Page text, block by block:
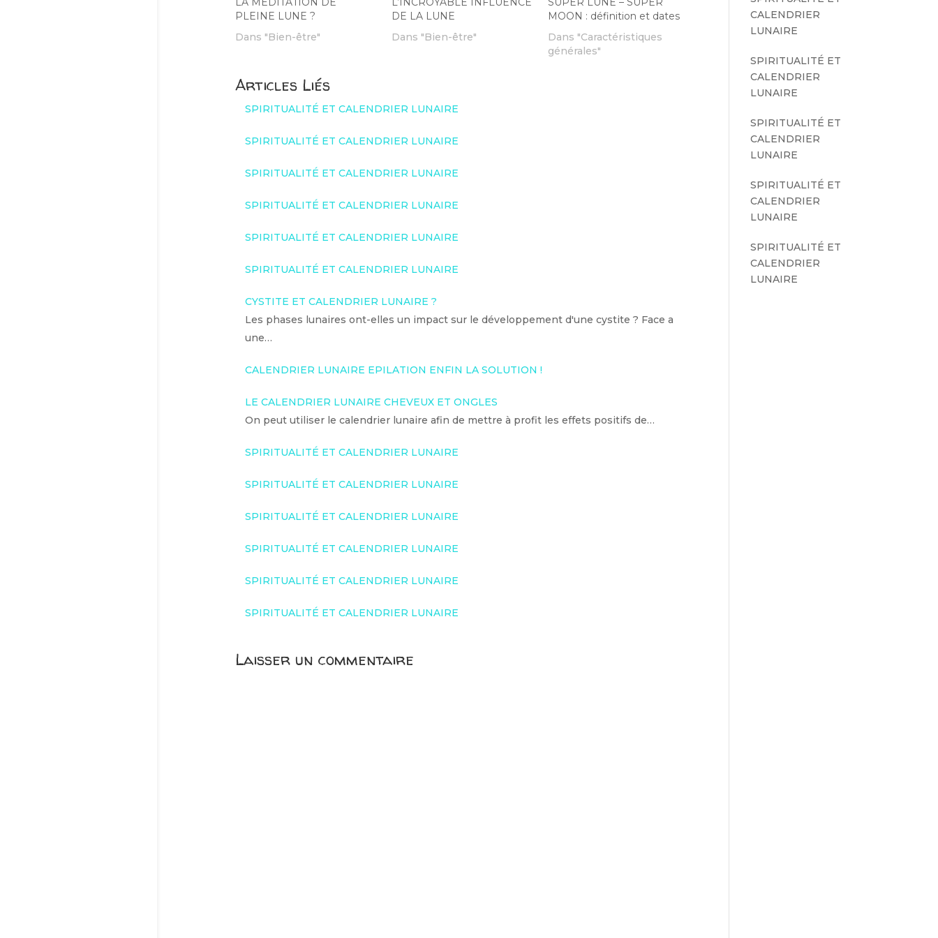
PLEINE LUNE ?
Dans "Bien-être"
DE LA LUNE
Dans "Bien-être"
MOON : définition et dates
Dans "Caractéristiques
générales"
Articles Liés
SPIRITUALITÉ ET CALENDRIER LUNAIRE
SPIRITUALITÉ ET CALENDRIER LUNAIRE
SPIRITUALITÉ ET CALENDRIER LUNAIRE
SPIRITUALITÉ ET CALENDRIER LUNAIRE
SPIRITUALITÉ ET CALENDRIER LUNAIRE
SPIRITUALITÉ ET CALENDRIER LUNAIRE
CYSTITE ET CALENDRIER LUNAIRE ?
Les phases lunaires ont-elles un impact sur le développement d'une cystite ? Face a
une…
CALENDRIER LUNAIRE EPILATION ENFIN LA SOLUTION !
LE CALENDRIER LUNAIRE CHEVEUX ET ONGLES
On peut utiliser le calendrier lunaire afin de mettre à profit les effets positifs de…
SPIRITUALITÉ ET CALENDRIER LUNAIRE
SPIRITUALITÉ ET CALENDRIER LUNAIRE
SPIRITUALITÉ ET CALENDRIER LUNAIRE
SPIRITUALITÉ ET CALENDRIER LUNAIRE
SPIRITUALITÉ ET CALENDRIER LUNAIRE
SPIRITUALITÉ ET CALENDRIER LUNAIRE
Laisser un commentaire
CALENDRIER
LUNAIRE
SPIRITUALITÉ ET
CALENDRIER
LUNAIRE
SPIRITUALITÉ ET
CALENDRIER
LUNAIRE
SPIRITUALITÉ ET
CALENDRIER
LUNAIRE
SPIRITUALITÉ ET
CALENDRIER
LUNAIRE